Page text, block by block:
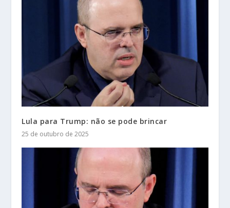
Lula para Trump: não se pode brincar
25 de outubro de 2025